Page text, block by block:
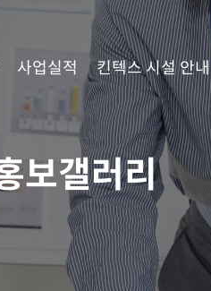
사업실적 킨텍스 시설 안내
보갤러리